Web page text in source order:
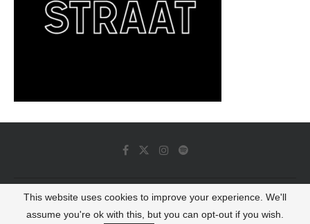
© 2022 - Luminous Dash All Rights Reserved
This website uses cookies to improve your experience. We'll
assume you're ok with this, but you can opt-out if you wish.